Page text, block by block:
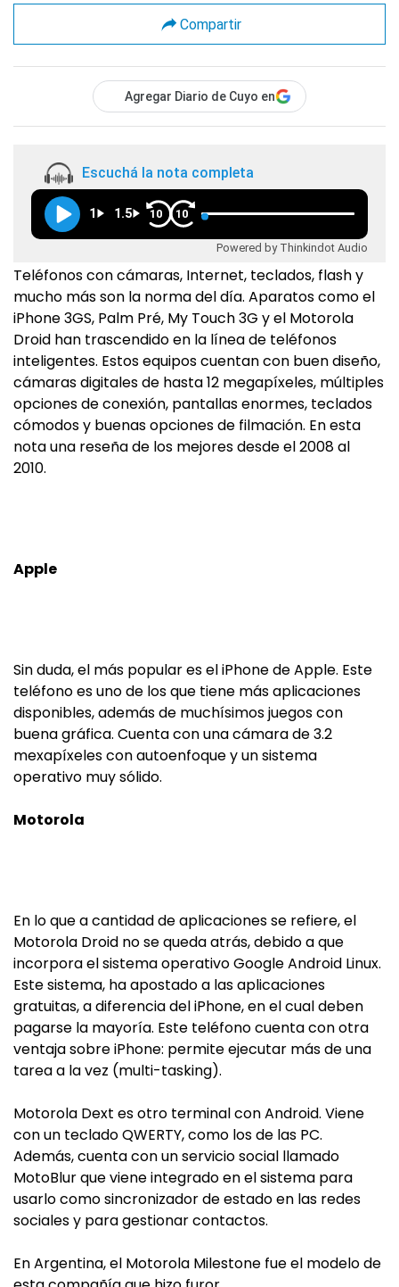
Compartir
Agregar Diario de Cuyo en
Escuchá la nota completa
1 1.5 10 10
Powered by Thinkindot Audio
Teléfonos con cámaras, Internet, teclados, flash y
mucho más son la norma del día. Aparatos como el
iPhone 3GS, Palm Pré, My Touch 3G y el Motorola
Droid han trascendido en la línea de teléfonos
inteligentes. Estos equipos cuentan con buen diseño,
cámaras digitales de hasta 12 megapíxeles, múltiples
opciones de conexión, pantallas enormes, teclados
cómodos y buenas opciones de filmación. En esta
nota una reseña de los mejores desde el 2008 al
2010.
Apple
Sin duda, el más popular es el iPhone de Apple. Este
teléfono es uno de los que tiene más aplicaciones
disponibles, además de muchísimos juegos con
buena gráfica. Cuenta con una cámara de 3.2
mexapíxeles con autoenfoque y un sistema
operativo muy sólido.
Motorola
En lo que a cantidad de aplicaciones se refiere, el
Motorola Droid no se queda atrás, debido a que
incorpora el sistema operativo Google Android Linux.
Este sistema, ha apostado a las aplicaciones
gratuitas, a diferencia del iPhone, en el cual deben
pagarse la mayoría. Este teléfono cuenta con otra
ventaja sobre iPhone: permite ejecutar más de una
tarea a la vez (multi-tasking).
Motorola Dext es otro terminal con Android. Viene
con un teclado QWERTY, como los de las PC.
Además, cuenta con un servicio social llamado
MotoBlur que viene integrado en el sistema para
usarlo como sincronizador de estado en las redes
sociales y para gestionar contactos.
En Argentina, el Motorola Milestone fue el modelo de